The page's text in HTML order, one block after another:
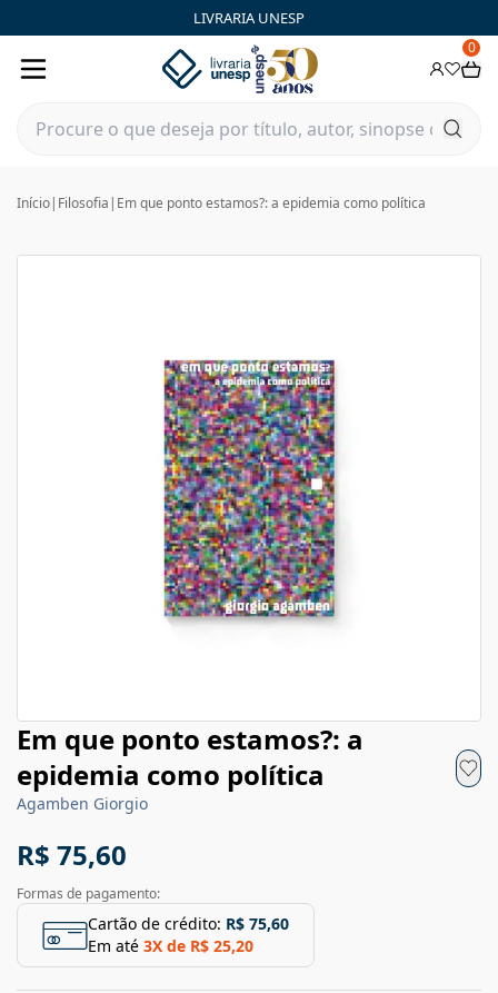
LIVRARIA UNESP
0
Início| Filosofia | Em que ponto estamos?: a epidemia como política
Em que ponto estamos?: a
epidemia como política
Agamben Giorgio
R$ 75,60
Formas de pagamento:
Cartão de crédito: R$ 75,60
Em até 3X de R$ 25,20